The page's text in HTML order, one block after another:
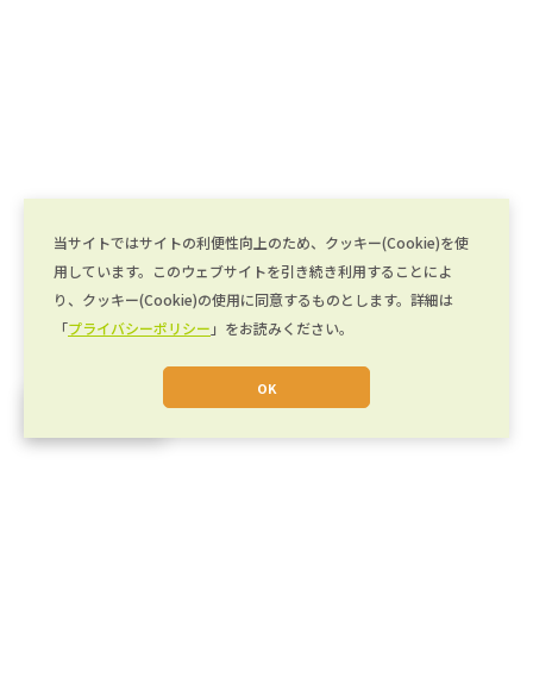
当サイトではサイトの利便性向上のため、クッキー(Cookie)を使
用しています。このウェブサイトを引き続き利用することによ
り、クッキー(Cookie)の使用に同意するものとします。詳細は
「プライバシーポリシー 」をお読みください。
OK